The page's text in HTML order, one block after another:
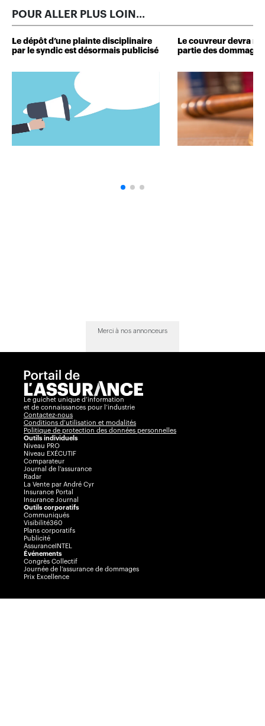
POUR ALLER PLUS LOIN...
Le dépôt d’une plainte disciplinaire
par le syndic est désormais publicisé
Le couvreur devra
partie des dommages
Merci à nos annonceurs
Le guichet unique d’information
et de connaissances pour l’industrie
Contactez-nous
Conditions d’utilisation et modalités
Politique de protection des données personnelles
Outils individuels
Niveau PRO
Niveau EXÉCUTIF
Comparateur
Journal de l’assurance
Radar
La Vente par André Cyr
Insurance Portal
Insurance Journal
Outils corporatifs
Communiqués
Visibilité360
Plans corporatifs
Publicité
AssuranceINTEL
Événements
Congrès Collectif
Journée de l’assurance de dommages
Prix Excellence